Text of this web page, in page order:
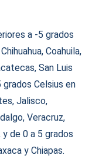
a -5 grados
Coahuila,
San Luis
Celsius en
Jalisco,
Veracruz,
de 0 a 5 grados
y Chiapas.